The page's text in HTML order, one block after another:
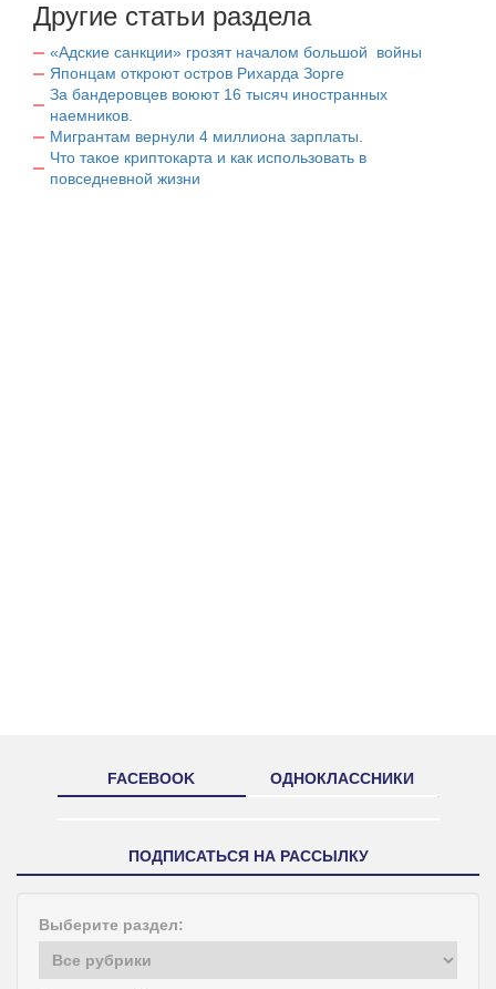
Другие статьи раздела
«Адские санкции» грозят началом большой войны
Японцам откроют остров Рихарда Зорге
За бандеровцев воюют 16 тысяч иностранных
наемников.
Мигрантам вернули 4 миллиона зарплаты.
Что такое криптокарта и как использовать в
повседневной жизни
FACEBOOK ОДНОКЛАССНИКИ
ПОДПИСАТЬСЯ НА РАССЫЛКУ
Выберите раздел: